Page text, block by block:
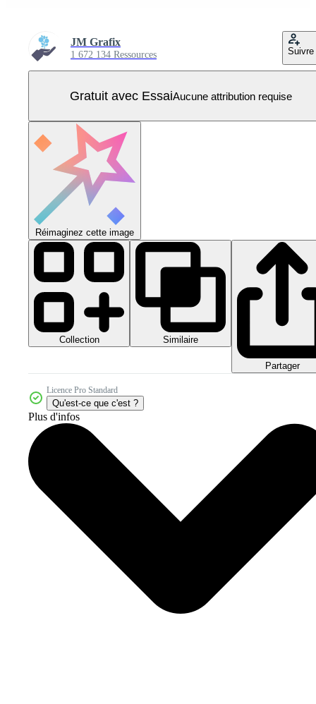
JM Grafix
1 672 134 Ressources Suivre
Gratuit avec EssaiAucune attribution requise
Réimaginez cette image
Collection Similaire
Partager
Licence Pro Standard
Qu'est-ce que c'est ?
Plus d'infos